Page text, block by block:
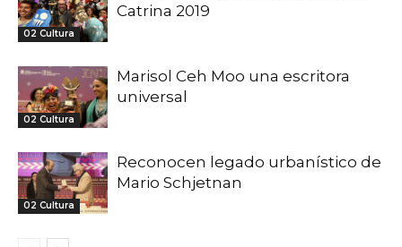
02 Cultura
Catrina 2019
02 Cultura
Marisol Ceh Moo una escritora
universal
02 Cultura
Reconocen legado urbanístico de
Mario Schjetnan